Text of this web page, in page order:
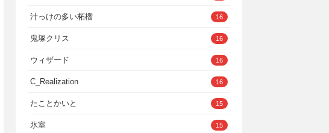
汁っけの多い柘榴 16
鬼塚クリス 16
ウィザード 16
C_Realization 16
たことかいと 15
氷室 15